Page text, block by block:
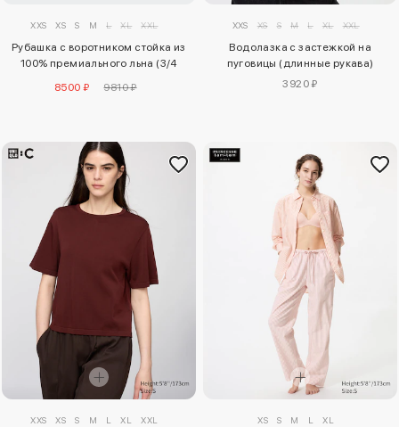
XXS XS S M L XL XXL
Рубашка с воротником стойка из
100% премиального льна (3/4
8500 ₽ 9810 ₽
XXS XS S M L XL XXL
Водолазка с застежкой на
пуговицы (длинные рукава)
3920 ₽
XXS XS S M L XL XXL XS S M L XL